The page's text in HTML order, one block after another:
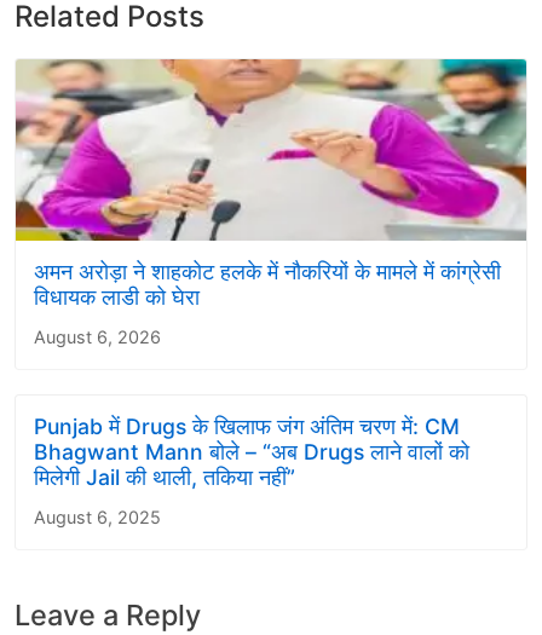
Related Posts
अमन अरोड़ा ने शाहकोट हलके में नौकरियों के मामले में कांग्रेसी
विधायक लाडी को घेरा
August 6, 2026
Punjab में Drugs के खिलाफ जंग अंतिम चरण में: CM
Bhagwant Mann बोले – “अब Drugs लाने वालों को
मिलेगी Jail की थाली, तकिया नहीं”
August 6, 2025
Leave a Reply